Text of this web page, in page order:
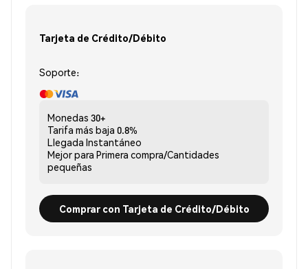
Tarjeta de Crédito/Débito
Soporte:
Monedas 30+
Tarifa más baja 0.8%
Llegada Instantáneo
Mejor para Primera compra/Cantidades
pequeñas
Comprar con Tarjeta de Crédito/Débito